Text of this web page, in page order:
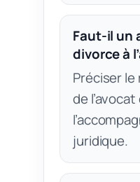
Faut-il un
divorce à
Préciser
de
juridique.